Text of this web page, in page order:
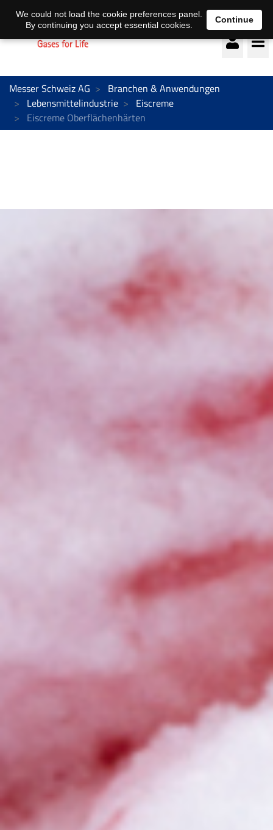
Deutsch français
Messer Schweiz AG
Branchen & Anwendungen
Lebensmittelindustrie
Eiscreme
Eiscreme Oberflächenhärten
We could not load the cookie preferences panel.
By continuing you accept essential cookies.
Continue